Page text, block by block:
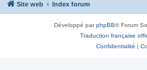
Site web Index forum
Développé parphpBB® Forum
Traduction française
Confidentialité |